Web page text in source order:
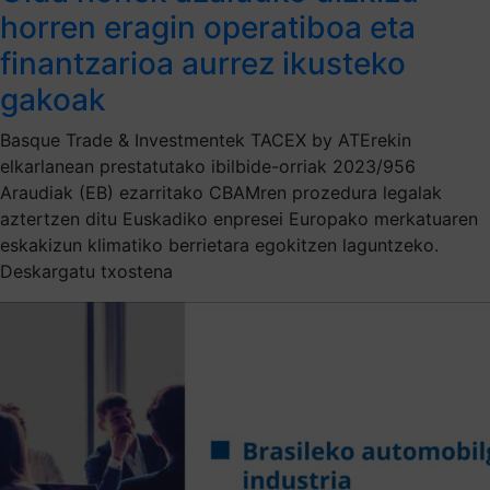
horren eragin operatiboa eta
finantzarioa aurrez ikusteko
gakoak
Basque Trade & Investmentek TACEX by ATErekin
elkarlanean prestatutako ibilbide-orriak 2023/956
Araudiak (EB) ezarritako CBAMren prozedura legalak
aztertzen ditu Euskadiko enpresei Europako merkatuaren
eskakizun klimatiko berrietara egokitzen laguntzeko.
Deskargatu txostena